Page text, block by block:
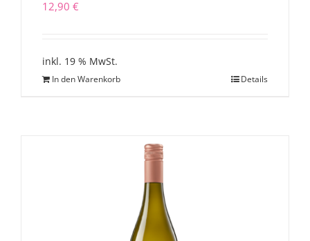
12,90 €
inkl. 19 % MwSt.
In den Warenkorb Details